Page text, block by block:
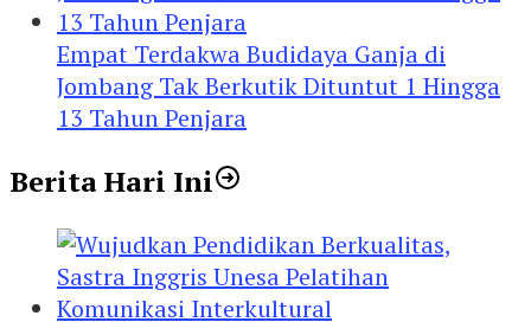
Empat Terdakwa Budidaya Ganja di
Jombang Tak Berkutik Dituntut 1 Hingga
13 Tahun Penjara
Berita Hari Ini